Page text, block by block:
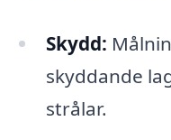
Skydd:
skyddande
strålar.